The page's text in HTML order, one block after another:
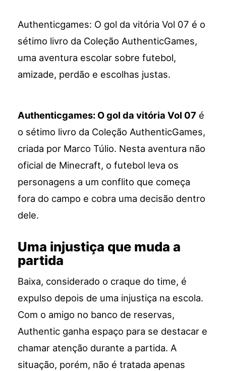
Authenticgames: O gol da vitória Vol 07 é o
sétimo livro da Coleção AuthenticGames,
uma aventura escolar sobre futebol,
amizade, perdão e escolhas justas.
Authenticgames: O gol da vitória Vol 07 é
o sétimo livro da Coleção AuthenticGames,
criada por Marco Túlio. Nesta aventura não
oficial de Minecraft, o futebol leva os
personagens a um conflito que começa
fora do campo e cobra uma decisão dentro
dele.
Uma injustiça que muda a
partida
Baixa, considerado o craque do time, é
expulso depois de uma injustiça na escola.
Com o amigo no banco de reservas,
Authentic ganha espaço para se destacar e
chamar atenção durante a partida. A
situação, porém, não é tratada apenas